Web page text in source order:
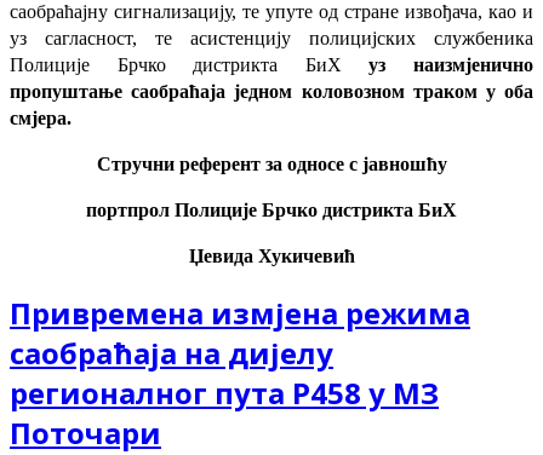
саобраћајну сигнализацију, те упуте од стране извођача, као и
уз сагласност, те асистенцију полицијских службеника
Полиције Брчко дистрикта БиХуз наизмјенично
пропуштање саобраћаја једном коловозном траком у оба
смјера.
Стручни референт за односе с јавношћу
портпрол Полиције Брчко дистрикта БиХ
Џевида Хукичевић
Привремена измјена режима
саобраћаја на дијелу
регионалног пута Р458 у МЗ
Поточари